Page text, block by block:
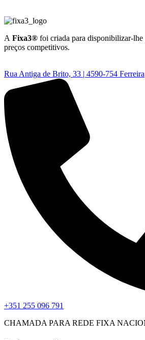
A Fixa3® foi criada para disponibilizar-lhe
preços competitivos.
Rua Antiga de Brito, 33 | 4590-754 Ferreira
+351 255 096 791
CHAMADA PARA REDE FIXA